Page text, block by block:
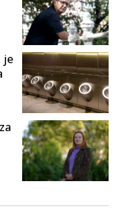
je